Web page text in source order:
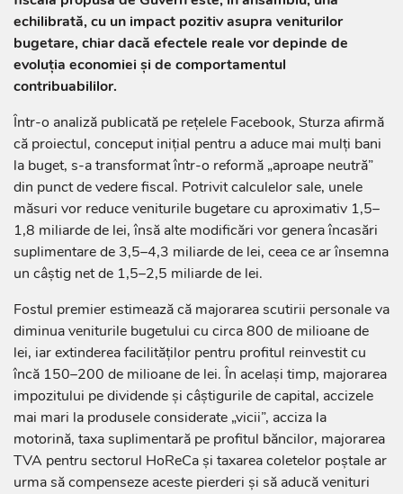
echilibrată, cu un impact pozitiv asupra veniturilor
bugetare, chiar dacă efectele reale vor depinde de
evoluția economiei și de comportamentul
contribuabililor.
Într-o analiză publicată pe rețelele Facebook, Sturza afirmă
că proiectul, conceput inițial pentru a aduce mai mulți bani
la buget, s-a transformat într-o reformă „aproape neutră”
din punct de vedere fiscal. Potrivit calculelor sale, unele
măsuri vor reduce veniturile bugetare cu aproximativ 1,5–
1,8 miliarde de lei, însă alte modificări vor genera încasări
suplimentare de 3,5–4,3 miliarde de lei, ceea ce ar însemna
un câștig net de 1,5–2,5 miliarde de lei.
Fostul premier estimează că majorarea scutirii personale va
diminua veniturile bugetului cu circa 800 de milioane de
lei, iar extinderea facilităților pentru profitul reinvestit cu
încă 150–200 de milioane de lei. În același timp, majorarea
impozitului pe dividende și câștigurile de capital, accizele
mai mari la produsele considerate „vicii”, acciza la
motorină, taxa suplimentară pe profitul băncilor, majorarea
TVA pentru sectorul HoReCa și taxarea coletelor poștale ar
urma să compenseze aceste pierderi și să aducă venituri